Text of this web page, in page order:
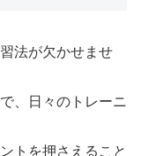
法が欠かせませ
、日々のトレーニ
トを押さえること